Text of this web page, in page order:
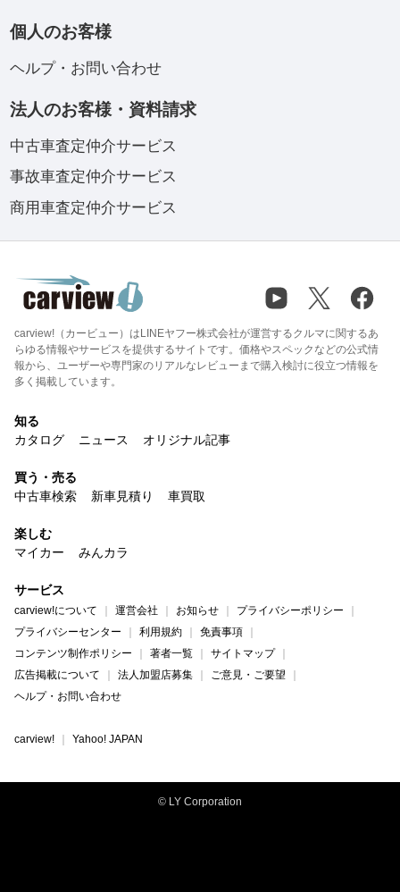
個人のお客様
ヘルプ・お問い合わせ
法人のお客様・資料請求
中古車査定仲介サービス
事故車査定仲介サービス
商用車査定仲介サービス
carview!（カービュー）はLINEヤフー株式会社が運営するクルマに関するあ
らゆる情報やサービスを提供するサイトです。価格やスペックなどの公式情
報から、ユーザーや専門家のリアルなレビューまで購入検討に役立つ情報を
多く掲載しています。
知る
カタログ
ニュース オリジナル記事
買う・売る
中古車検索
新車見積り 車買取
楽しむ
マイカー
みんカラ
サービス
carview!について 運営会社 お知らせ
プライバシーポリシー
プライバシーセンター
利用規約
免責事項
コンテンツ制作ポリシー
著者一覧
サイトマップ
広告掲載について
法人加盟店募集
ご意見・ご要望
ヘルプ・お問い合わせ
carview! Yahoo! JAPAN
© LY Corporation